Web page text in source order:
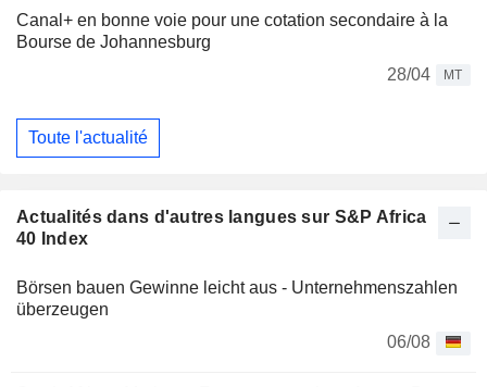
Canal+ en bonne voie pour une cotation secondaire à la
Bourse de Johannesburg
28/04
MT
Toute l'actualité
Actualités dans d'autres langues sur S&P Africa
40 Index
Börsen bauen Gewinne leicht aus - Unternehmenszahlen
überzeugen
06/08